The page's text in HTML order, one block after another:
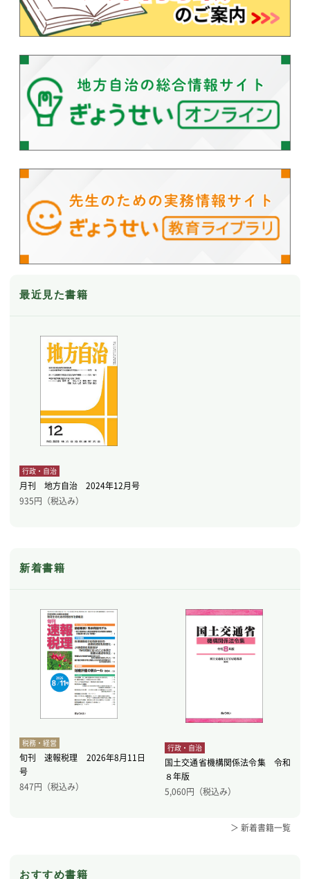
最近見た書籍
行政・自治
月刊 地方自治 2024年12月号
935円（税込み）
新着書籍
税務・経営
旬刊 速報税理 2026年8月11日
号
847円（税込み）
行政・自治
国土交通省機構関係法令集 令和
８年版
5,060円（税込み）
＞ 新着書籍一覧
おすすめ書籍